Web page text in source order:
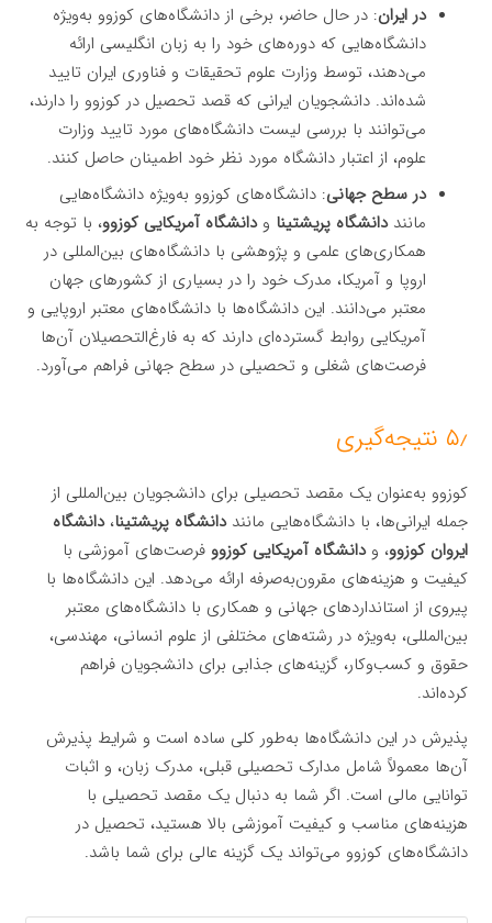
در ایران: در حال حاضر، برخی از دانشگاه‌های کوزوو به‌ویژه
دانشگاه‌هایی که دوره‌های خود را به زبان انگلیسی ارائه
می‌دهند، توسط وزارت علوم تحقیقات و فناوری ایران تایید
شده‌اند. دانشجویان ایرانی که قصد تحصیل در کوزوو را دارند،
می‌توانند با بررسی لیست دانشگاه‌های مورد تایید وزارت
علوم، از اعتبار دانشگاه مورد نظر خود اطمینان حاصل کنند.
در سطح جهانی: دانشگاه‌های کوزوو به‌ویژه دانشگاه‌هایی
ماننددانشگاه پریشتینا ودانشگاه آمریکایی کوزوو، با توجه به
همکاری‌های علمی و پژوهشی با دانشگاه‌های بین‌المللی در
اروپا و آمریکا، مدرک خود را در بسیاری از کشورهای جهان
معتبر می‌دانند. این دانشگاه‌ها با دانشگاه‌های معتبر اروپایی و
آمریکایی روابط گسترده‌ای دارند که به فارغ‌التحصیلان آن‌ها
فرصت‌های شغلی و تحصیلی در سطح جهانی فراهم می‌آورد.
۵٫ نتیجه‌گیری
کوزوو به‌عنوان یک مقصد تحصیلی برای دانشجویان بین‌المللی از
جمله ایرانی‌ها، با دانشگاه‌هایی ماننددانشگاه پریشتینا،دانشگاه
ایروان کوزوو، ودانشگاه آمریکایی کوزوو فرصت‌های آموزشی با
کیفیت و هزینه‌های مقرون‌به‌صرفه ارائه می‌دهد. این دانشگاه‌ها با
پیروی از استانداردهای جهانی و همکاری با دانشگاه‌های معتبر
بین‌المللی، به‌ویژه در رشته‌های مختلفی از علوم انسانی، مهندسی،
حقوق و کسب‌وکار، گزینه‌های جذابی برای دانشجویان فراهم
کرده‌اند.
پذیرش در این دانشگاه‌ها به‌طور کلی ساده است و شرایط پذیرش
آن‌ها معمولاً شامل مدارک تحصیلی قبلی، مدرک زبان، و اثبات
توانایی مالی است. اگر شما به دنبال یک مقصد تحصیلی با
هزینه‌های مناسب و کیفیت آموزشی بالا هستید، تحصیل در
دانشگاه‌های کوزوو می‌تواند یک گزینه عالی برای شما باشد.